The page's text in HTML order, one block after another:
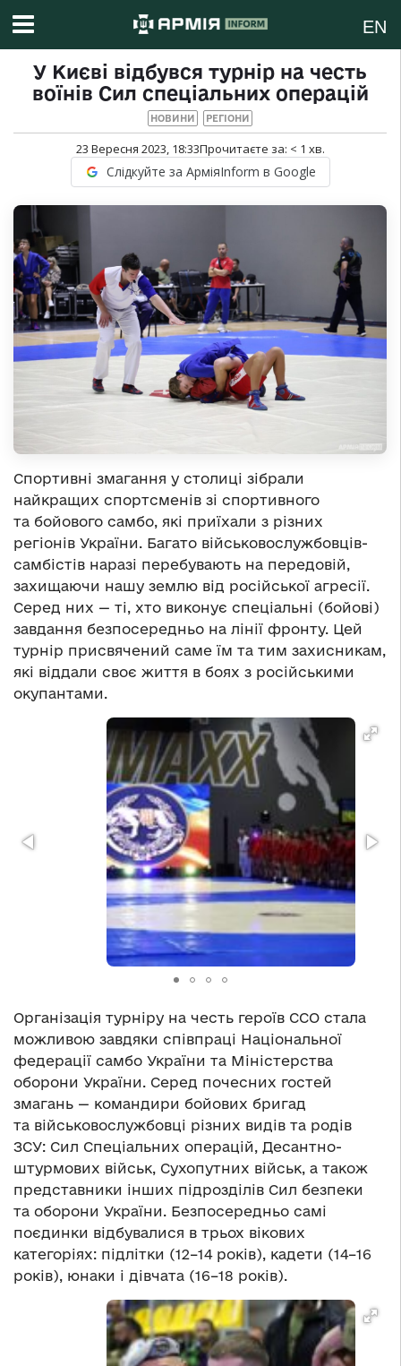
EN
У Києві відбувся турнір на честь
воїнів Сил спеціальних операцій
НОВИНИ РЕГІОНИ
23 Вересня 2023, 18:33Прочитаєте за: < 1 хв.
Слідкуйте за АрміяInform в Google
Спортивні змагання у столиці зібрали
найкращих спортсменів зі спортивного
та бойового самбо, які приїхали з різних
регіонів України. Багато військовослужбовців-
самбістів наразі перебувають на передовій,
захищаючи нашу землю від російської агресії.
Серед них — ті, хто виконує спеціальні (бойові)
завдання безпосередньо на лінії фронту. Цей
турнір присвячений саме їм та тим захисникам,
які віддали своє життя в боях з російськими
окупантами.
Організація турніру на честь героїв ССО стала
можливою завдяки співпраці Національної
федерації самбо України та Міністерства
оборони України. Серед почесних гостей
змагань — командири бойових бригад
та військовослужбовці різних видів та родів
ЗСУ: Сил Спеціальних операцій, Десантно-
штурмових військ, Сухопутних військ, а також
представники інших підрозділів Сил безпеки
та оборони України. Безпосередньо самі
поєдинки відбувалися в трьох вікових
категоріях: підлітки (12–14 років), кадети (14–16
років), юнаки і дівчата (16–18 років).